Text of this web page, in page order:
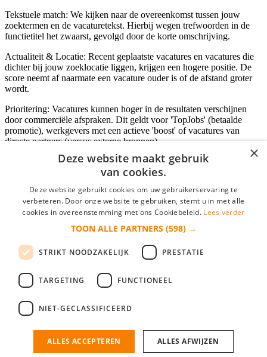
Tekstuele match: We kijken naar de overeenkomst tussen jouw
zoektermen en de vacaturetekst. Hierbij wegen trefwoorden in de
functietitel het zwaarst, gevolgd door de korte omschrijving.
Actualiteit & Locatie: Recent geplaatste vacatures en vacatures die
dichter bij jouw zoeklocatie liggen, krijgen een hogere positie. De
score neemt af naarmate een vacature ouder is of de afstand groter
wordt.
Prioritering: Vacatures kunnen hoger in de resultaten verschijnen
door commerciële afspraken. Dit geldt voor 'TopJobs' (betaalde
promotie), werkgevers met een actieve 'boost' of vacatures van
directe partners (versus externe bronnen).
Inloggen als bedrijf
*
login gegevens onthouden
login
Bedrijf aanmelden
nieuwe collega/werknemer zo gevonden!
×
Deze website maakt gebruik
van cookies.
Deze website gebruikt cookies om uw gebruikerservaring te
verbeteren. Door onze website te gebruiken, stemt u in met alle
cookies in overeenstemming met ons Cookiebeleid. Lees verder
TOON ALLE PARTNERS (598) →
STRIKT NOODZAKELIJK PRESTATIE
TARGETING FUNCTIONEEL
NIET-GECLASSIFICEERD
ALLES ACCEPTEREN ALLES AFWIJZEN